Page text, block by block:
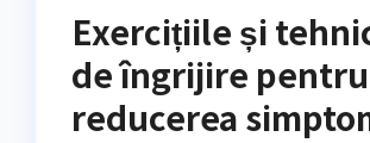
Exercițiile și
de îngrijire pentru
reducerea